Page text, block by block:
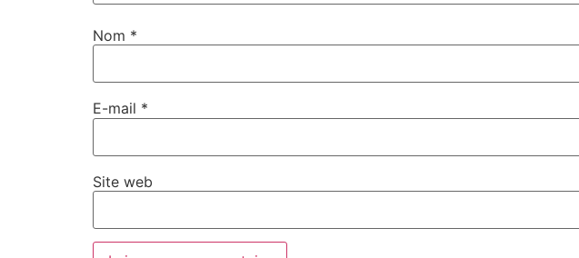
Nom *
E-mail *
Site web